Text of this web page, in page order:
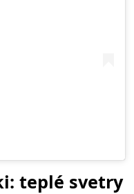
teplé svetry